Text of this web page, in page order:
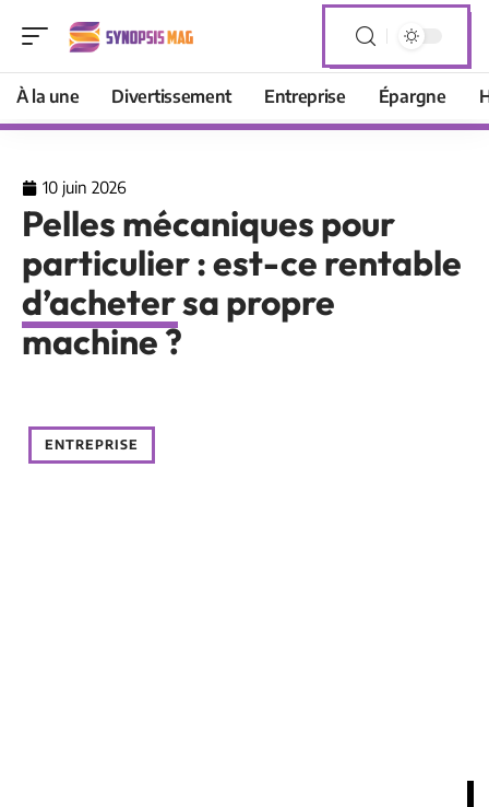
À la une Divertissement Entreprise Épargne
10 juin 2026
Pelles mécaniques pour
particulier : est-ce rentable
d’acheter sa propre
machine ?
ENTREPRISE